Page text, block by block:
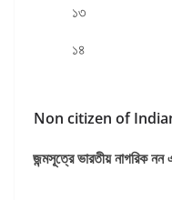
১৩
১৪
Non citizen of
জন্মসূত্রে ভারতীয় নাগরিক